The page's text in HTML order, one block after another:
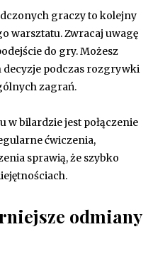
graczy to kolejny
warsztatu. Zwracaj uwagę
do gry. Możesz
decyzje podczas rozgrywki
zagrań.
w bilardzie jest połączenie
ćwiczenia,
sprawią, że szybko
odmiany